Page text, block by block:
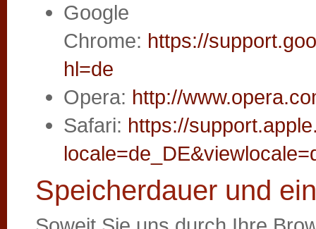
Google
Chrome: https://
hl=de
Opera: http://
Safari: https://
Speicherdauer und